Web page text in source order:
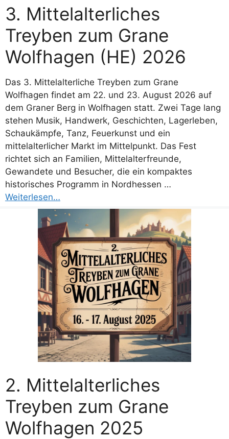
3. Mittelalterliches
Treyben zum Grane
Wolfhagen (HE) 2026
Das 3. Mittelalterliche Treyben zum Grane
Wolfhagen findet am 22. und 23. August 2026 auf
dem Graner Berg in Wolfhagen statt. Zwei Tage lang
stehen Musik, Handwerk, Geschichten, Lagerleben,
Schaukämpfe, Tanz, Feuerkunst und ein
mittelalterlicher Markt im Mittelpunkt. Das Fest
richtet sich an Familien, Mittelalterfreunde,
Gewandete und Besucher, die ein kompaktes
historisches Programm in Nordhessen …
Weiterlesen…
2. Mittelalterliches
Treyben zum Grane
Wolfhagen 2025